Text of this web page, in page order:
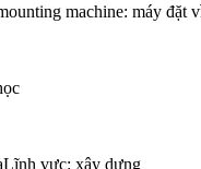
machine: máy đặt
vực: xây dựng